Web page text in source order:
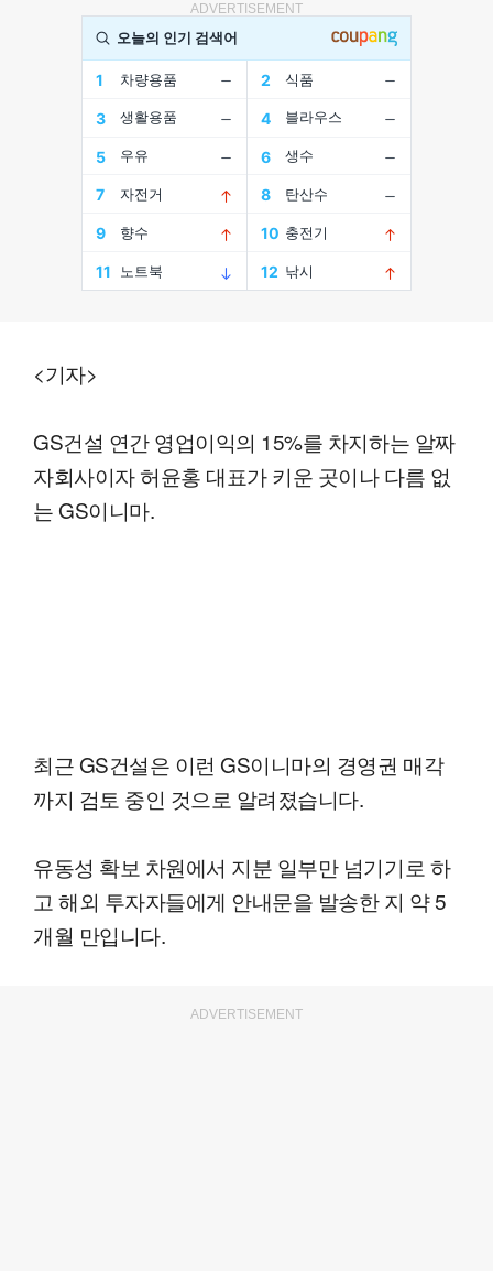
ADVERTISEMENT
<기자>
GS건설 연간 영업이익의 15%를 차지하는 알짜
자회사이자 허윤홍 대표가 키운 곳이나 다름 없
는 GS이니마.
최근 GS건설은 이런 GS이니마의 경영권 매각
까지 검토 중인 것으로 알려졌습니다.
유동성 확보 차원에서 지분 일부만 넘기기로 하
고 해외 투자자들에게 안내문을 발송한 지 약 5
개월 만입니다.
ADVERTISEMENT